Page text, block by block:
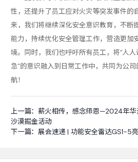
性，还提升了员工应对火灾等突发事件的
来，我们将继续深化安全意识教育，不断
能力，持续优化安全管理工作，营造更加
境。同时，我们也呼吁所有员工，将“人
急”的意识融入到日常工作中，共同为公
航！
上一篇： 薪火相传，感念师恩—2024年华
沙漠掘金活动
下一篇： 展会速递 | 功能安全雷达GS1-5